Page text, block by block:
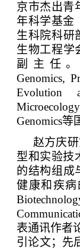
京市杰出青
年科学基金
生科院科研
生物工程学
副主任
Genomics,
Evolution
Genomics等
赵方庆
型和实验技
的结构组成
健康和疾
表通讯作者
引论文；先